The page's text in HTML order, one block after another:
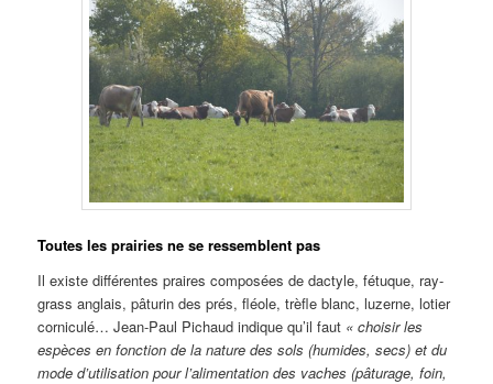
Toutes les prairies ne se ressemblent pas
Il existe différentes praires composées de dactyle, fétuque, ray-
grass anglais, pâturin des prés, fléole, trèfle blanc, luzerne, lotier
corniculé… Jean-Paul Pichaud indique qu’il faut « choisir les
espèces en fonction de la nature des sols (humides, secs) et du
mode d’utilisation pour l’alimentation des vaches (pâturage, foin,